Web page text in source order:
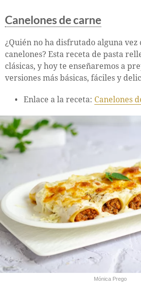
Canelones de carne
¿Quién no ha disfrutado alguna vez
canelones? Esta receta de pasta
clásicas, y hoy te enseñaremos a
versiones más básicas, fáciles y
Enlace a la receta: Canelones
Mónica Prego